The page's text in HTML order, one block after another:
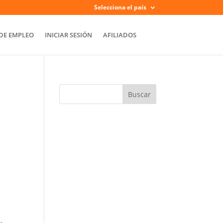
Selecciona el país
EMPLEO INICIAR SESIÓN AFILIADOS